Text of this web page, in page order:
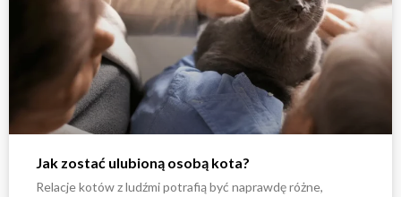
Jak zostać ulubioną osobą kota?
Relacje kotów z ludźmi potrafią być naprawdę różne,